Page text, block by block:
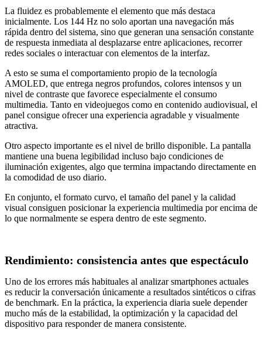
La fluidez es probablemente el elemento que más destaca
inicialmente. Los 144 Hz no solo aportan una navegación más
rápida dentro del sistema, sino que generan una sensación constante
de respuesta inmediata al desplazarse entre aplicaciones, recorrer
redes sociales o interactuar con elementos de la interfaz.
A esto se suma el comportamiento propio de la tecnología
AMOLED, que entrega negros profundos, colores intensos y un
nivel de contraste que favorece especialmente el consumo
multimedia. Tanto en videojuegos como en contenido audiovisual, el
panel consigue ofrecer una experiencia agradable y visualmente
atractiva.
Otro aspecto importante es el nivel de brillo disponible. La pantalla
mantiene una buena legibilidad incluso bajo condiciones de
iluminación exigentes, algo que termina impactando directamente en
la comodidad de uso diario.
En conjunto, el formato curvo, el tamaño del panel y la calidad
visual consiguen posicionar la experiencia multimedia por encima de
lo que normalmente se espera dentro de este segmento.
Rendimiento: consistencia antes que espectáculo
Uno de los errores más habituales al analizar smartphones actuales
es reducir la conversación únicamente a resultados sintéticos o cifras
de benchmark. En la práctica, la experiencia diaria suele depender
mucho más de la estabilidad, la optimización y la capacidad del
dispositivo para responder de manera consistente.